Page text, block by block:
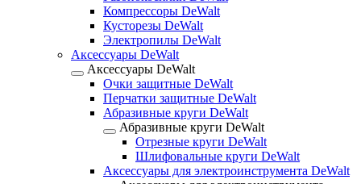
Компрессоры DeWalt
Кусторезы DeWalt
Электропилы DeWalt
Аксессуары DeWalt
Аксессуары DeWalt
Очки защитные DeWalt
Перчатки защитные DeWalt
Абразивные круги DeWalt
Абразивные круги DeWalt
Отрезные круги DeWalt
Шлифовальные круги DeWalt
Аксессуары для электроинструмента DeWalt